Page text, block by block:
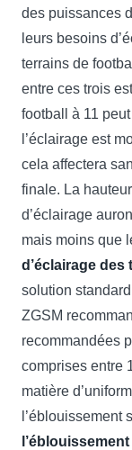
des puissances
leurs besoins
terrains de
entre ces trois
football à 11
l’éclairage est
cela affectera
finale. La
d’éclairage
mais moins que
d’éclairage des
solution
ZGSM
recommandées
comprises entre
matière
l’éblouissement